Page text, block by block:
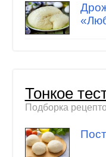
Тонкое
Подборка